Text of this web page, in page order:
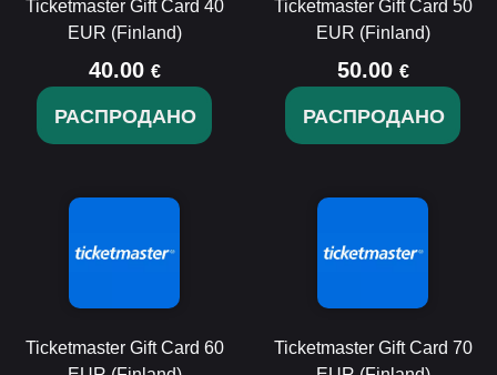
Ticketmaster Gift Card 40
EUR (Finland)
40.00 €
РАСПРОДАНО
Ticketmaster Gift Card 50
EUR (Finland)
50.00 €
РАСПРОДАНО
Ticketmaster Gift Card 60
Ticketmaster Gift Card 70